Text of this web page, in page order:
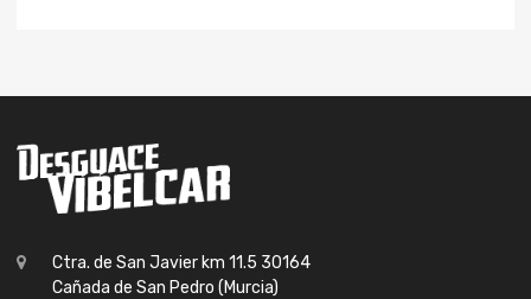
Ctra. de San Javier km 11.5 30164
Cañada de San Pedro (Murcia)